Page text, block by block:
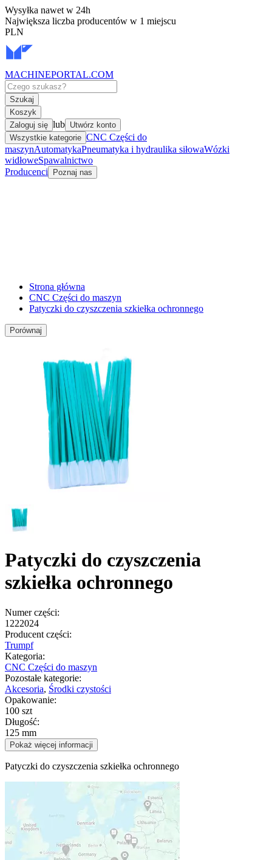
Wysyłka nawet w 24h
Największa liczba producentów w 1 miejscu
PLN
MACHINEPORTAL.COM
Szukaj
Koszyk
Zaloguj się lub Utwórz konto
Wszystkie kategorie CNC Części do
maszynAutomatykaPneumatyka i hydraulika siłowaWózki
widłoweSpawalnictwo
Producenci
Poznaj nas
Strona główna
CNC Części do maszyn
Patyczki do czyszczenia szkiełka ochronnego
Porównaj
Patyczki do czyszczenia
szkiełka ochronnego
Numer części:
1222024
Producent części:
Trumpf
Kategoria:
CNC Części do maszyn
Pozostałe kategorie:
Akcesoria, Środki czystości
Opakowanie:
100 szt
Długość:
125 mm
Pokaż więcej informacji
Patyczki do czyszczenia szkiełka ochronnego